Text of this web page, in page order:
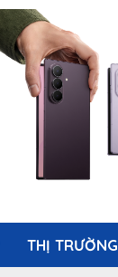
THỊ TRƯỜNG